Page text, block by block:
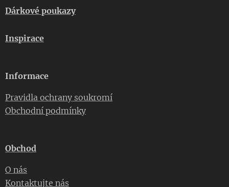
Dárkové poukazy
Inspirace
Informace
Pravidla ochrany soukromí
Obchodní podmínky
Obchod
O nás
Kontaktujte nás